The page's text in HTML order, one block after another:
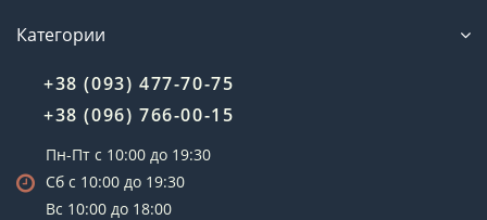
Категории
+38 (093) 477-70-75
+38 (096) 766-00-15
Пн-Пт с 10:00 до 19:30
Сб с 10:00 до 19:30
Вс 10:00 до 18:00